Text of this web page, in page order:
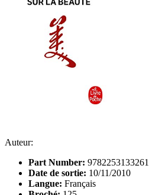
Auteur:
Part Number: 9782253133261
Date de sortie: 10/11/2010
Langue: Français